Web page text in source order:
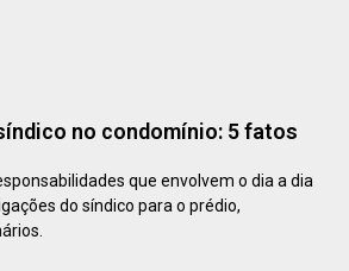
no condomínio: 5 fatos
que envolvem o dia a dia
do síndico para o prédio,